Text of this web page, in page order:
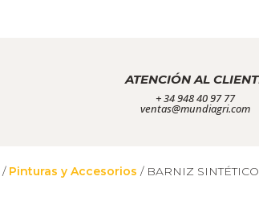
ATENCIÓN AL
+ 34 948 40 97 77
ventas@mundiagri.com
/ Pinturas y Accesorios / BARNIZ